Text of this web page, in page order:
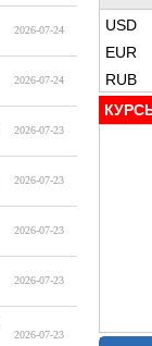
2026-07-24
2026-07-24
2026-07-23
2026-07-23
2026-07-23
2026-07-23
2026-07-23